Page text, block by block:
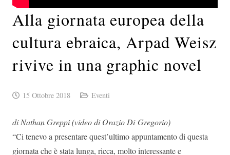
Alla giornata europea della
cultura ebraica, Arpad Weisz
rivive in una graphic novel
15 Ottobre 2018 Eventi
di Nathan Greppi (video di Orazio DiGregorio)
“Ci tenevo a presentare quest’ultimo appuntamento di questa
giornata che è stata lunga, ricca, molto interessante e